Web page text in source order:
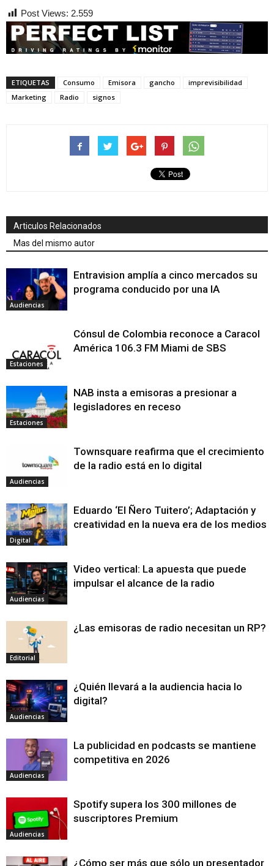
Post Views: 2.559
ETIQUETAS Consumo Emisora gancho
imprevisibilidad
Marketing
Radio signos
Articulos Relacionados
Mas del mismo autor
Audiencias
Entravision amplía a cinco mercados su
programa conducido por una IA
Estaciones
Cónsul de Colombia reconoce a Caracol
América 106.3 FM Miami de SBS
Estaciones
NAB insta a emisoras a presionar a
legisladores en receso
Audiencias
Townsquare reafirma que el crecimiento
de la radio está en lo digital
Digital
Eduardo ‘El Ñero Tuitero’; Adaptación y
creatividad en la nueva era de los medios
Audiencias
Video vertical: La apuesta que puede
impulsar el alcance de la radio
Editorial
¿Las emisoras de radio necesitan un RP?
Audiencias
¿Quién llevará a la audiencia hacia lo
digital?
Audiencias
La publicidad en podcasts se mantiene
competitiva en 2026
Audiencias
Spotify supera los 300 millones de
suscriptores Premium
¿Cómo ser más que sólo un presentador